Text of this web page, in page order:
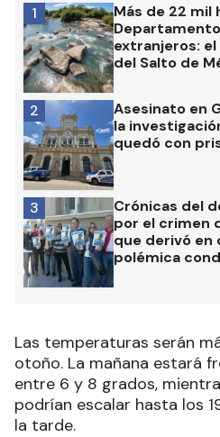
Más de 22 mil
extranjeros:
del Salto de
1
Asesinato en
la
quedó con
2
Crónicas del
por el crimen
que derivó en
polémica
3
Las temperaturas serán
otoño. La mañana estará
entre 6 y 8 grados,
podrían escalar hasta los
la tarde.